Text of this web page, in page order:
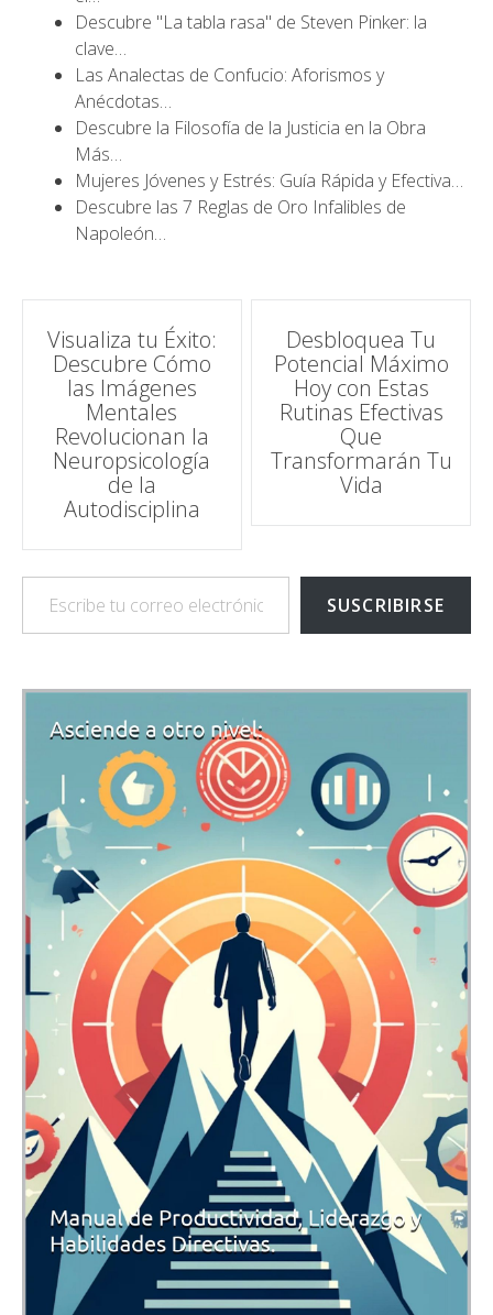
Descubre "La tabla rasa" de Steven Pinker: la
clave…
Las Analectas de Confucio: Aforismos y
Anécdotas…
Descubre la Filosofía de la Justicia en la Obra
Más…
Mujeres Jóvenes y Estrés: Guía Rápida y Efectiva…
Descubre las 7 Reglas de Oro Infalibles de
Napoleón…
Navegación
de
entradas
Visualiza tu Éxito:
Descubre Cómo
las Imágenes
Mentales
Revolucionan la
Neuropsicología
de la
Autodisciplina
Desbloquea Tu
Potencial Máximo
Hoy con Estas
Rutinas Efectivas
Que
Transformarán Tu
Vida
Escribe tu correo electrónico…
SUSCRIBIRSE